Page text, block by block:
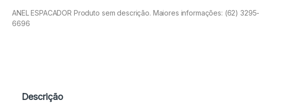
ANEL ESPACADOR Produto sem descrição. Maiores informações: (62) 3295-
6696
Descrição